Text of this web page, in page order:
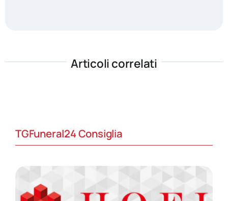
Articoli correlati
TGFuneral24 Consiglia